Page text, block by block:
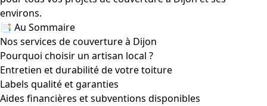
environs.
📑 Au Sommaire
Nos services de couverture à Dijon
Pourquoi choisir un artisan local ?
Entretien et durabilité de votre toiture
Labels qualité et garanties
Aides financières et subventions disponibles